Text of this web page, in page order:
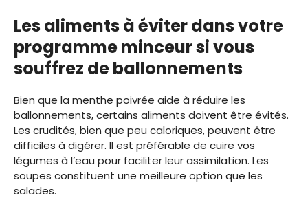
Les aliments à éviter dans votre
programme minceur si vous
souffrez de ballonnements
Bien que la menthe poivrée aide à réduire les
ballonnements, certains aliments doivent être évités.
Les crudités, bien que peu caloriques, peuvent être
difficiles à digérer. Il est préférable de cuire vos
légumes à l’eau pour faciliter leur assimilation. Les
soupes constituent une meilleure option que les
salades.